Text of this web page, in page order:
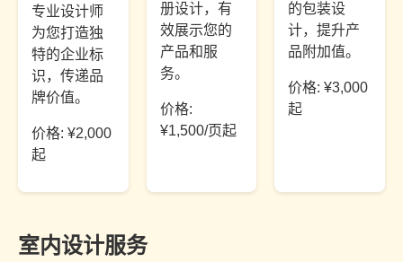
专业设计师
为您打造独
特的企业标
识，传递品
牌价值。
价格: ¥2,000
起
册设计，有
效展示您的
产品和服
务。
价格:
¥1,500/页起
的包装设
计，提升产
品附加值。
价格: ¥3,000
起
室内设计服务